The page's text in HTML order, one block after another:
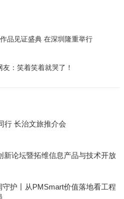
品见证盛典 在深圳隆重举行
：笑着笑着就哭了！
行 长治文旅推介会
新论坛暨拓维信息产品与技术开放
护丨从PMSmart价值落地看工程